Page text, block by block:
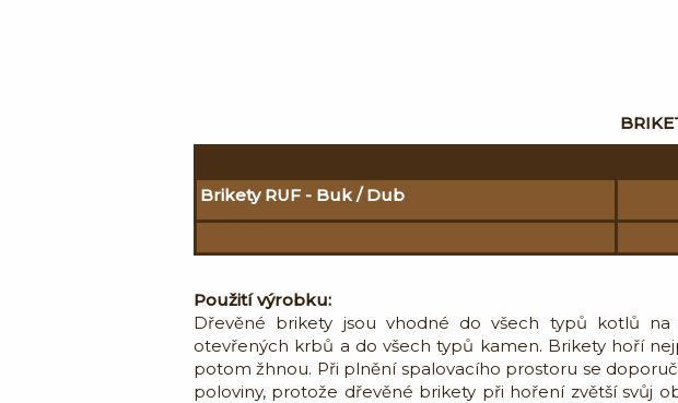
Brikety RUF - Buk / Dub
Použití výrobku:
Dřevěné brikety jsou vhodné do všech typů kotlů na
otevřených krbů a do všech typů kamen. Brikety hoří
potom žhnou. Při plnění spalovacího prostoru se
poloviny, protože dřevěné brikety při hoření zvětší svůj